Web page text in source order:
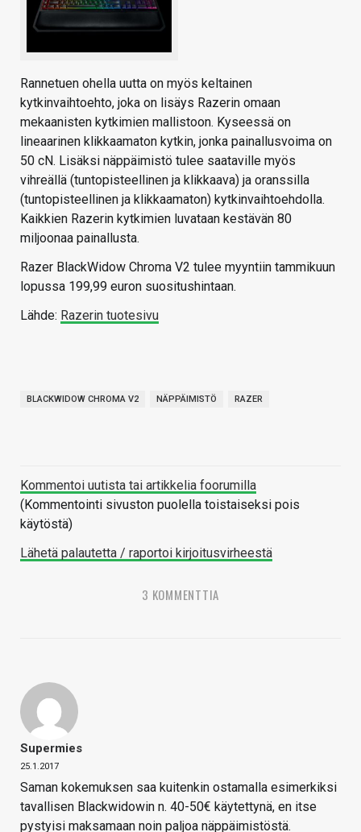
Rannetuen ohella uutta on myös keltainen
kytkinvaihtoehto, joka on lisäys Razerin omaan
mekaanisten kytkimien mallistoon. Kyseessä on
lineaarinen klikkaamaton kytkin, jonka painallusvoima on
50 cN. Lisäksi näppäimistö tulee saataville myös
vihreällä (tuntopisteellinen ja klikkaava) ja oranssilla
(tuntopisteellinen ja klikkaamaton) kytkinvaihtoehdolla.
Kaikkien Razerin kytkimien luvataan kestävän 80
miljoonaa painallusta.
Razer BlackWidow Chroma V2 tulee myyntiin tammikuun
lopussa 199,99 euron suositushintaan.
Lähde: Razerin tuotesivu
BLACKWIDOW CHROMA V2 NÄPPÄIMISTÖ RAZER
Kommentoi uutista tai artikkelia foorumilla
(Kommentointi sivuston puolella toistaiseksi pois
käytöstä)
Lähetä palautetta / raportoi kirjoitusvirheestä
3 KOMMENTTIA
Supermies
25.1.2017
Saman kokemuksen saa kuitenkin ostamalla esimerkiksi
tavallisen Blackwidowin n. 40-50€ käytettynä, en itse
pystyisi maksamaan noin paljoa näppäimistöstä.